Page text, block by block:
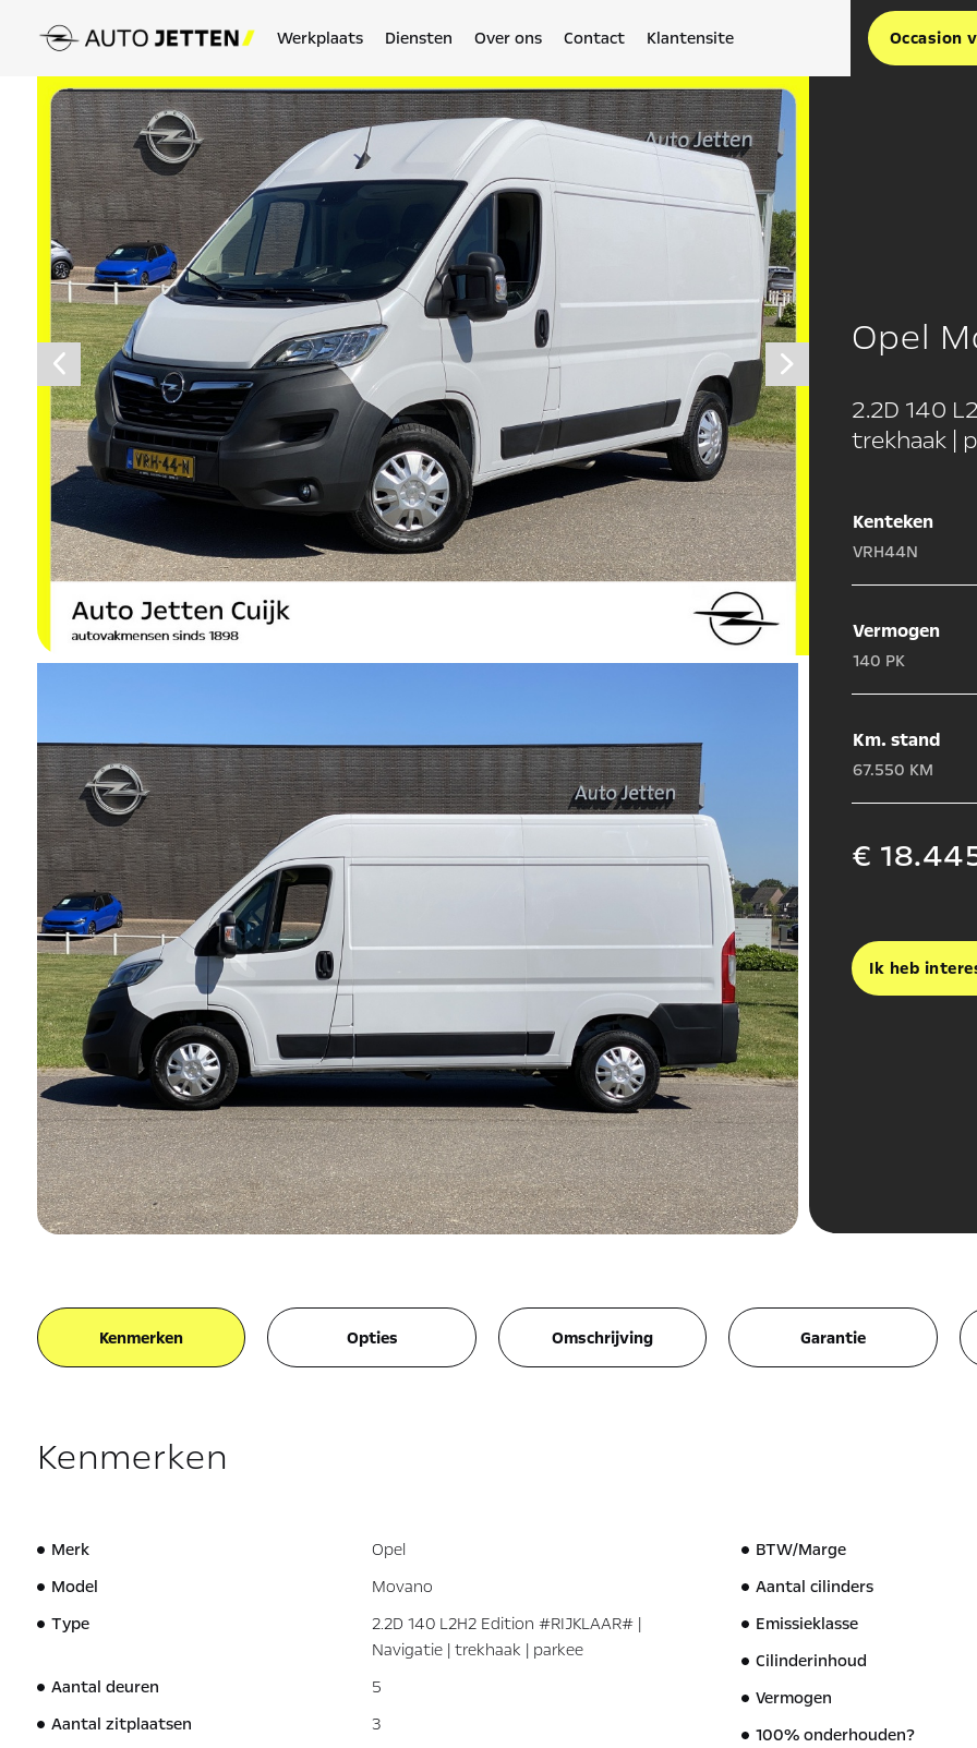
Werkplaats Diensten Over ons Contact Klantensite Occasion
Opel
2.2D 140
trekhaak |
Kenteken
VRH44N
Vermogen
140 PK
Km. stand
67.550 KM
€
Ik heb
Kenmerken Opties Omschrijving Garantie
Kenmerken
Merk
Opel
Model
Movano
Type
2.2D 140 L2H2 Edition #RIJKLAAR# |
Navigatie | trekhaak | parkee
Aantal deuren
5
Aantal zitplaatsen
3
BTW/Marge
Aantal cilinders
Emissieklasse
Cilinderinhoud
Vermogen
100% onderhouden?